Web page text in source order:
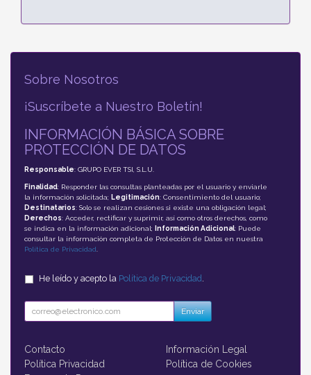
Sobre Nosotros
¡Suscríbete a Nuestro Boletín!
INFORMACIÓN BÁSICA SOBRE
PROTECCIÓN DE DATOS
Responsable: GRUPO EVER TSI, S.L.U.
Finalidad: Responder las consultas planteadas por el usuario y enviarle
la información solicitada; Legitimación: Consentimiento del usuario;
Destinatarios: Solo se realizan cesiones si existe una obligación legal;
Derechos: Acceder, rectificar y suprimir, así como otros derechos, como
se indica en la información adicional;
Información Adicional: Puede
consultar la información completa de Protección de Datos en nuestra
Política de Privacidad
He leído y acepto la Política de Privacidad
Enviar
Contacto
Información Legal
Política Privacidad
Política de Cookies